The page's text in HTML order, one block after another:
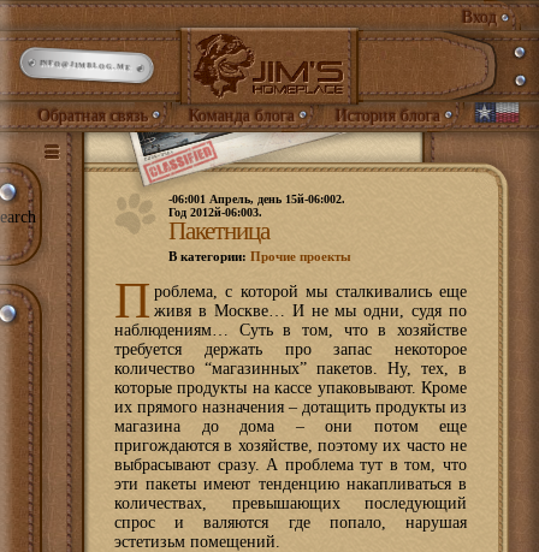
Вход
INFO@JIMBLOG.ME
Обратная связь Команда блога История блога
-06:001 Апрель, день 15й-06:002.
Год 2012й-06:003.
Пакетница
В категории: Прочие проекты
П роблема, с которой мы сталкивались еще
живя в Москве… И не мы одни, судя по
наблюдениям… Суть в том, что в хозяйстве
требуется держать про запас некоторое
количество “магазинных” пакетов. Ну, тех, в
которые продукты на кассе упаковывают. Кроме
их прямого назначения – дотащить продукты из
магазина до дома – они потом еще
пригождаются в хозяйстве, поэтому их часто не
выбрасывают сразу. А проблема тут в том, что
эти пакеты имеют тенденцию накапливаться в
количествах, превышающих последующий
спрос и валяются где попало, нарушая
эстетизьм помещений.